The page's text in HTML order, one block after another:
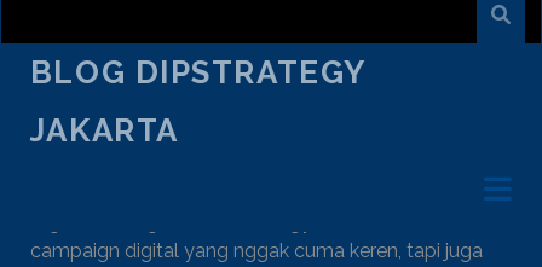
BLOG DIPSTRATEGY
JAKARTA
campaign digital yang nggak cuma keren, tapi juga